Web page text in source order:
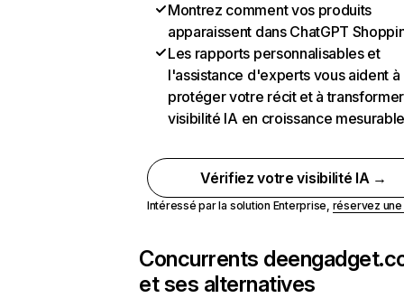
Montrez comment vos produits
apparaissent dans ChatGPT
Les rapports personnalisables et
l'assistance d'experts vous aident à
protéger votre récit et à
visibilité IA en croissance
Vérifiez votre visibilité IA →
Intéressé par la solution Enterprise, réservez
Concurrents de
et ses alternatives